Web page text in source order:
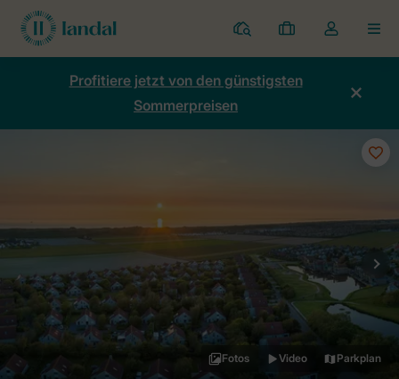
Ferienparks
Meine
Buchungen
Dropdown-
Menü
Kontos
Profitiere jetzt von den günstigsten
Sommerpreisen